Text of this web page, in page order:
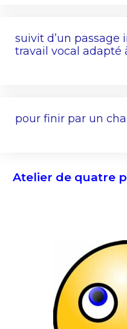
suivit d’un
travail vocal adapté
pour finir par un
Atelier de quatre